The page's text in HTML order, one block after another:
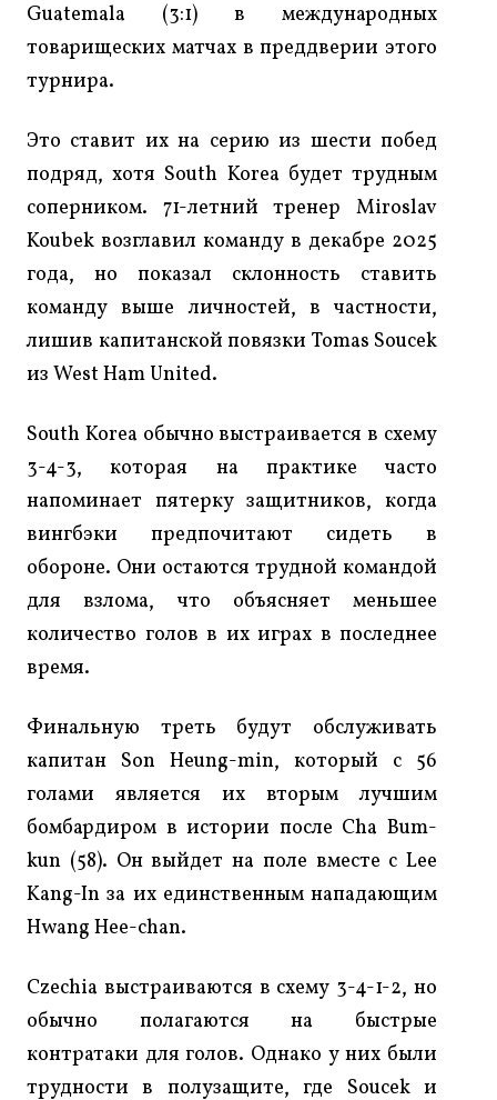
Guatemala (3:1) в международных
товарищеских матчах в преддверии этого
турнира.
Это ставит их на серию из шести побед
подряд, хотя South Korea будет трудным
соперником. 71-летний тренер Miroslav
Koubek возглавил команду в декабре 2025
года, но показал склонность ставить
команду выше личностей, в частности,
лишив капитанской повязки Tomas Soucek
из West Ham United.
South Korea обычно выстраивается в схему
3-4-3, которая на практике часто
напоминает пятерку защитников, когда
вингбэки предпочитают сидеть в
обороне. Они остаются трудной командой
для взлома, что объясняет меньшее
количество голов в их играх в последнее
время.
Финальную треть будут обслуживать
капитан Son Heung-min, который с 56
голами является их вторым лучшим
бомбардиром в истории после Cha Bum-
kun (58). Он выйдет на поле вместе с Lee
Kang-In за их единственным нападающим
Hwang Hee-chan.
Czechia выстраиваются в схему 3-4-1-2, но
обычно полагаются на быстрые
контратаки для голов. Однако у них были
трудности в полузащите, где Soucek и